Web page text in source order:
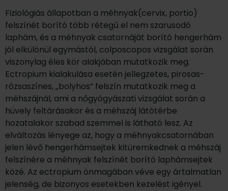
Fiziológiás állapotban a méhnyak(cervix, portio)
felszínét borító több rétegű el nem szarusodó
laphám, és a méhnyak csatornáját borító hengerhám
jól elkülönül egymástól, colposcopos vizsgálat során
viszonylag éles kör alakjában mutatkozik meg.
Ectropium kialakulása esetén jellegzetes, pirosas-
rózsaszínes, „bolyhos” felszín mutatkozik meg a
méhszájnál, ami a nőgyógyászati vizsgálat során a
hüvely feltárásakor és a méhszáj látótérbe
hozatalakor szabad szemmel is látható lesz. Az
elváltozás lényege az, hogy a méhnyakcsatornában
jelen lévő hengerhámsejtek kitüremkednek a méhszáj
felszínére a méhnyak felszínét borító laphámsejtek
közé. Az ectropium önmagában véve egy ártalmatlan
jelenség, de bizonyos esetekben kezelést igényel.